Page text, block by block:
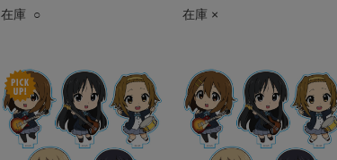
在庫 ○
在庫 ×